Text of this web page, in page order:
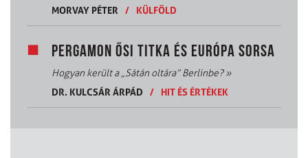
MORVAY PÉTER
/ KÜLFÖLD
PERGAMON ŐSI TITKA ÉS EURÓPA SORSA
Hogyan került a „Sátán oltára” Berlinbe?»
DR. KULCSÁR ÁRPÁD
/ HIT ÉS ÉRTÉKEK